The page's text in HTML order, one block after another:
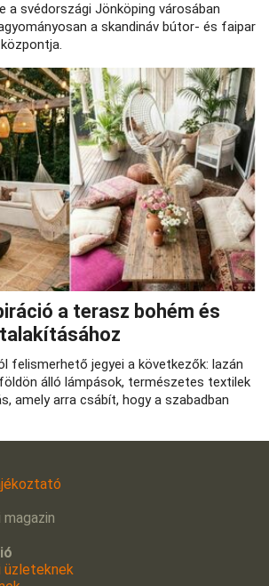
svédországi Jönköping városában
a skandináv bútor- és faipar
a terasz bohém és
felismerhető jegyei a következők: lazán
álló lámpások, természetes textilek
amely arra csábít, hogy a szabadban
üzleteknek